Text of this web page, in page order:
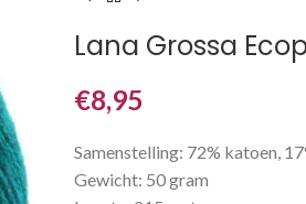
Lana Grossa
€8,95
Samenstelling: 72% katoen,
Gewicht: 50 gram